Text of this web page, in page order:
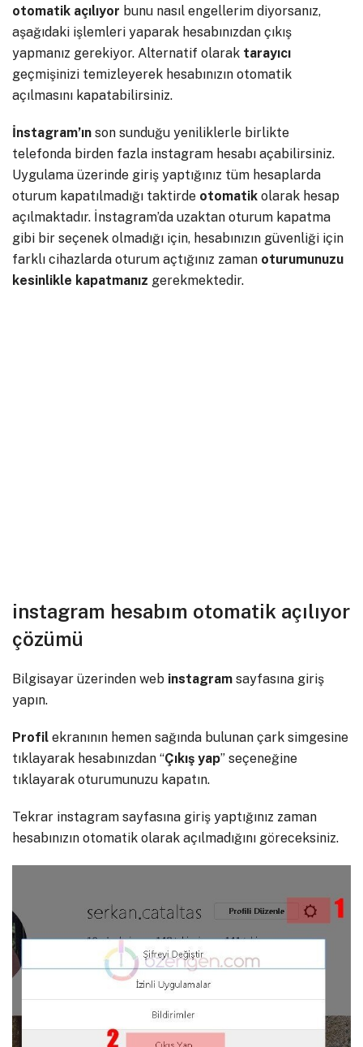
otomatik açılıyor bunu nasıl engellerim diyorsanız,
aşağıdaki işlemleri yaparak hesabınızdan çıkış
yapmanız gerekiyor. Alternatif olarak tarayıcı
geçmişinizi temizleyerek hesabınızın otomatik
açılmasını kapatabilirsiniz.
İnstagram’ın son sunduğu yeniliklerle birlikte
telefonda birden fazla instagram hesabı açabilirsiniz.
Uygulama üzerinde giriş yaptığınız tüm hesaplarda
oturum kapatılmadığı taktirde otomatik olarak hesap
açılmaktadır. İnstagram’da uzaktan oturum kapatma
gibi bir seçenek olmadığı için, hesabınızın güvenliği için
farklı cihazlarda oturum açtığınız zaman oturumunuzu
kesinlikle kapatmanız gerekmektedir.
instagram hesabım otomatik açılıyor
çözümü
Bilgisayar üzerinden web instagram sayfasına giriş
yapın.
Profil ekranının hemen sağında bulunan çark simgesine
tıklayarak hesabınızdan “Çıkış yap” seçeneğine
tıklayarak oturumunuzu kapatın.
Tekrar instagram sayfasına giriş yaptığınız zaman
hesabınızın otomatik olarak açılmadığını göreceksiniz.